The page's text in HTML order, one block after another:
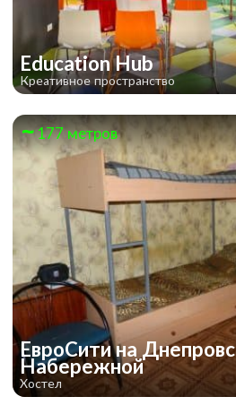
Education Hub
Креативное пространство
177 метров
ЕвроСити на
Набережной
Хостел